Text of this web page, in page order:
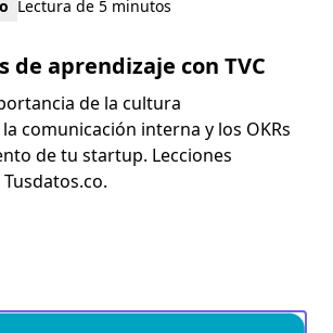
Lectura de 5 minutos
de aprendizaje con TVC
de la cultura
comunicación interna y los OKRs
de tu startup. Lecciones